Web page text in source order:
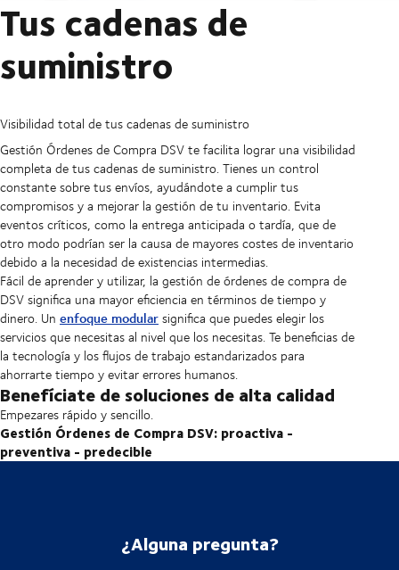
Tus cadenas de
suministro
Visibilidad total de tus cadenas de suministro
Gestión Órdenes de Compra DSV te facilita lograr una visibilidad
completa de tus cadenas de suministro. Tienes un control
constante sobre tus envíos, ayudándote a cumplir tus
compromisos y a mejorar la gestión de tu inventario. Evita
eventos críticos, como la entrega anticipada o tardía, que de
otro modo podrían ser la causa de mayores costes de inventario
debido a la necesidad de existencias intermedias.
Fácil de aprender y utilizar, la gestión de órdenes de compra de
DSV significa una mayor eficiencia en términos de tiempo y
dinero. Un enfoque modularsignifica que puedes elegir los
servicios que necesitas al nivel que los necesitas. Te beneficias de
la tecnología y los flujos de trabajo estandarizados para
ahorrarte tiempo y evitar errores humanos.
Benefíciate de soluciones de alta calidad
Empezares rápido y sencillo.
Gestión Órdenes de Compra DSV: proactiva -
preventiva - predecible
¿Alguna pregunta?